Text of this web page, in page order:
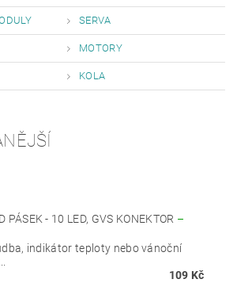
SERVA
MOTORY
KOLA
PÁSEK - 10 LED, GVS KONEKTOR –
indikátor teploty nebo vánoční
109 Kč